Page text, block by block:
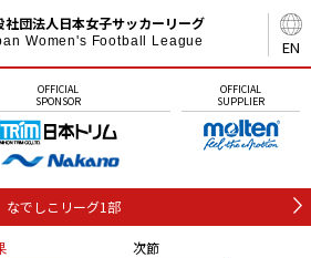
EN
社団法人日本女子サッカーリーグ
Women's Football League
OFFICIAL
SPONSOR
OFFICIAL
SUPPLIER
なでしこリーグ1部
次節